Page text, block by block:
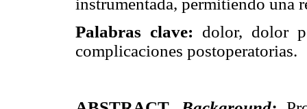
instrumentada, permitiendo una
Palabras clave: dolor, dolor
complicaciones postoperatorias.